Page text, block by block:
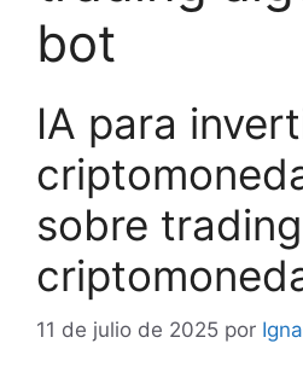
bot
IA para
sobre
11 de julio de 2025 por